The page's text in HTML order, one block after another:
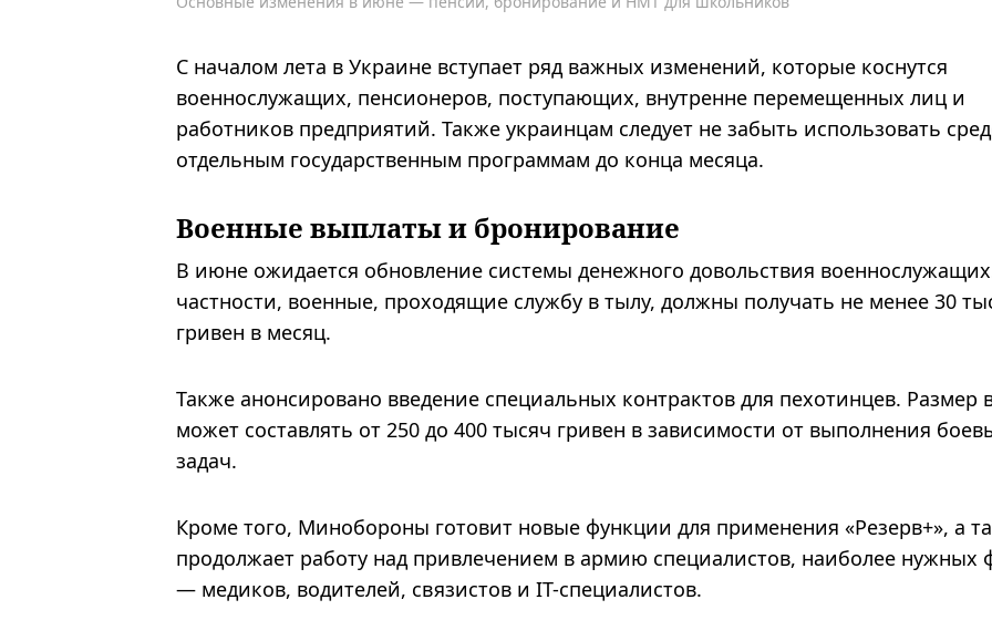
С началом лета в Украине вступает ряд важных изменений, которые коснутся
военнослужащих, пенсионеров, поступающих, внутренне перемещенных лиц и
работников предприятий. Также украинцам следует не забыть использовать
отдельным государственным программам до конца месяца.
Военные выплаты и бронирование
В июне ожидается обновление системы денежного довольствия
частности, военные, проходящие службу в тылу, должны получать не менее 30
гривен в месяц.
Также анонсировано введение специальных контрактов для пехотинцев. Размер
может составлять от 250 до 400 тысяч гривен в зависимости от выполнения
задач.
Кроме того, Минобороны готовит новые функции для применения «Резерв+», а
продолжает работу над привлечением в армию специалистов, наиболее нужных
— медиков, водителей, связистов и IT-специалистов.